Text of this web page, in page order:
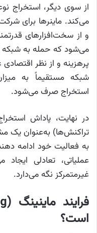
از سوی دیگر، استخراج
می‌کند. ماینرها برای
و از سخت‌افزارهای
پرهزینه و از نظر
شبکه مستقیماً به
استخراج صرف می‌شود.
در نهایت، پاداش
تراکنش‌ها) به‌عنوان یک
به فعالیت خود ادامه
عملیاتی، تعادلی
غیرمتمرکز نگه می‌دارد.
است؟